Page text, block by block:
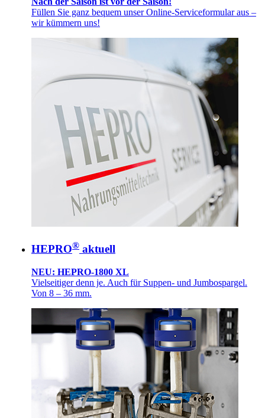
Füllen Sie ganz bequem unser Online-Serviceformular aus –
wir kümmern uns!
HEPRO® aktuell
NEU: HEPRO-1800 XL
Vielseitiger denn je. Auch für Suppen- und Jumbospargel.
Von 8 – 36 mm.